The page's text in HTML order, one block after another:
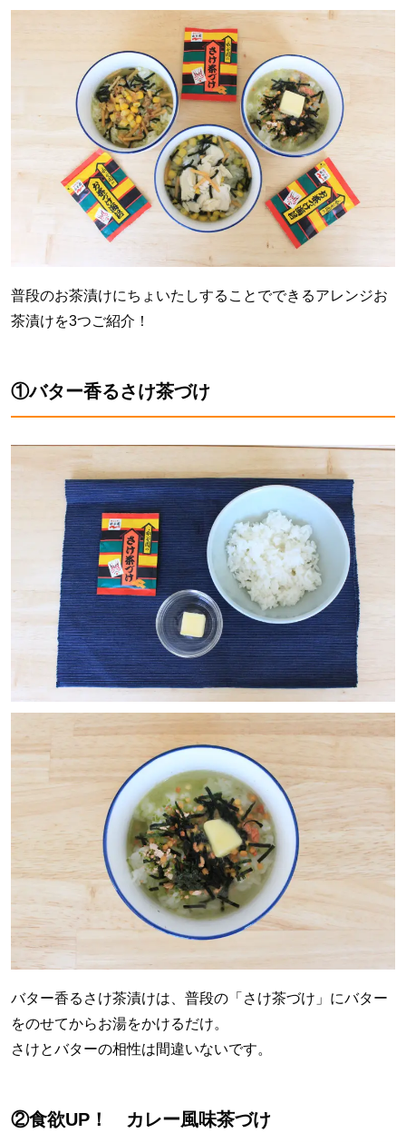
普段のお茶漬けにちょいたしすることでできるアレンジお
茶漬けを3つご紹介！
①バター香るさけ茶づけ
バター香るさけ茶漬けは、普段の「さけ茶づけ」にバター
をのせてからお湯をかけるだけ。
さけとバターの相性は間違いないです。
②食欲UP！ カレー風味茶づけ